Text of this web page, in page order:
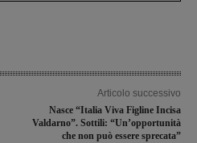
Articolo successivo
Nasce “Italia Viva Figline Incisa
Valdarno”. Sottili: “Un’opportunità
che non può essere sprecata”